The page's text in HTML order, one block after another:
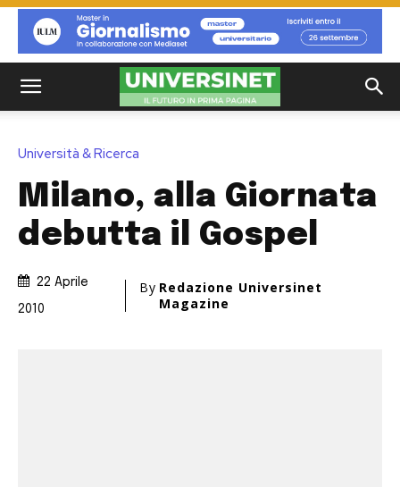
Università & Ricerca
Milano, alla Giornata
debutta il Gospel
22 Aprile
2010
By Redazione Universinet
Magazine